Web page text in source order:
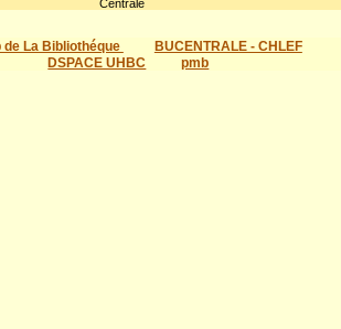
Centrale
de La Bibliothéque
BUCENTRALE - CHLEF
DSPACE UHBC
pmb